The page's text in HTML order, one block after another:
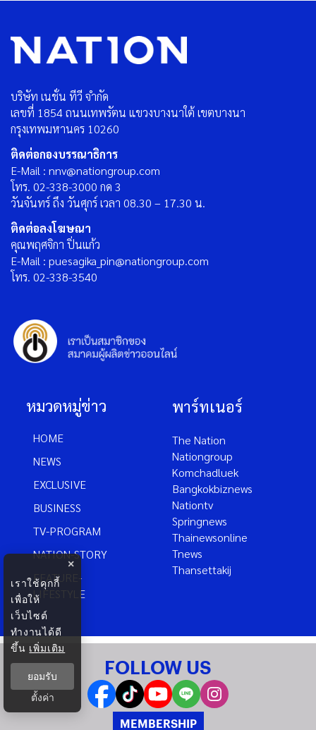
บริษัท เนชั่น ทีวี จำกัด
เลขที่ 1854 ถนนเทพรัตน แขวงบางนาใต้ เขตบางนา
กรุงเทพมหานคร 10260
ติดต่อกองบรรณาธิการ
E-Mail : nnv@nationgroup.com
โทร. 02-338-3000 กด 3
วันจันทร์ ถึง วันศุกร์ เวลา 08.30 – 17.30 น.
ติดต่อลงโฆษณา
คุณพฤศจิกา ปิ่นแก้ว
E-Mail : puesagika_pin@nationgroup.com
โทร. 02-338-3540
หมวดหมู่ข่าว
HOME
NEWS
EXCLUSIVE
BUSINESS
TV-PROGRAM
NATION-STORY
FEATURE-
LIFESTYLE
พาร์ทเนอร์
The Nation
Nationgroup
Komchadluek
Bangkokbiznews
Nationtv
Springnews
Thainewsonline
Tnews
Thansettakij
FOLLOW US
MEMBERSHIP
×
เราใช้คุกกี้
เพื่อให้
เว็บไซต์
ทำงานได้ดี
ขึ้น เพิ่มเติม
ยอมรับ
ตั้งค่า